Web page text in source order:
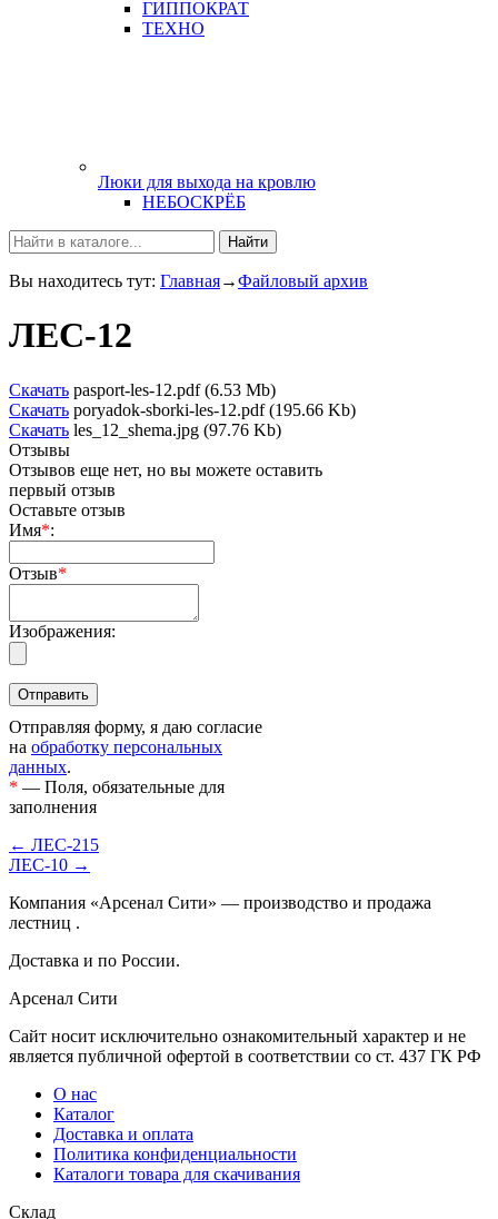
ГИППОКРАТ
ТЕХНО
Люки для выхода на кровлю
НЕБОСКРЁБ
Найти
Вы находитесь тут: Главная→Файловый архив
ЛЕС-12
Скачать pasport-les-12.pdf (6.53 Mb)
Скачать poryadok-sborki-les-12.pdf (195.66 Kb)
Скачать les_12_shema.jpg (97.76 Kb)
Отзывы
Отзывов еще нет, но вы можете оставить
первый отзыв
Оставьте отзыв
Имя*:
Отзыв*
Изображения:
Отправляя форму, я даю согласие
на обработку персональных
данных.
* — Поля, обязательные для
заполнения
← ЛЕС-215
ЛЕС-10 →
Компания «Арсенал Сити» — производство и продажа
лестниц .
Доставка и по России.
Арсенал Сити
Сайт носит исключительно ознакомительный характер и не
является публичной офертой в соответствии со ст. 437 ГК РФ
О нас
Каталог
Доставка и оплата
Политика конфиденциальности
Каталоги товара для скачивания
Склад